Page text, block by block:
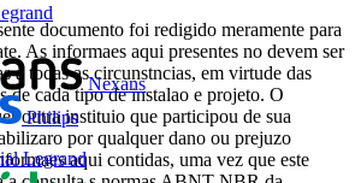
Nexans
Philips
Legrand
documento foi redigido meramente para
As informaes aqui presentes no devem ser
a todas as circunstncias, em virtude das
de cada tipo de instalao e projeto. O
outra instituio que participou de sua
por qualquer dano ou prejuzo
aqui contidas, uma vez que este